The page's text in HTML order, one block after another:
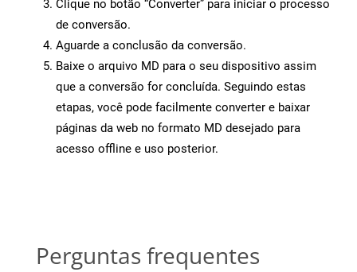
Clique no botão “Converter” para iniciar o processo
de conversão.
Aguarde a conclusão da conversão.
Baixe o arquivo MD para o seu dispositivo assim
que a conversão for concluída. Seguindo estas
etapas, você pode facilmente converter e baixar
páginas da web no formato MD desejado para
acesso offline e uso posterior.
Perguntas frequentes